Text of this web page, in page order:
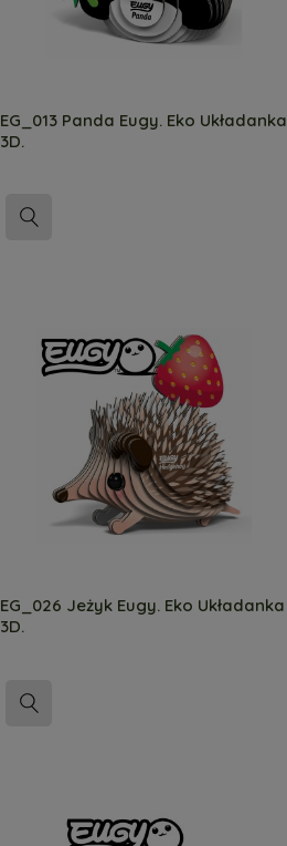
EG_013 Panda Eugy. Eko Układanka
3D.
EG_026 Jeżyk Eugy. Eko Układanka
3D.